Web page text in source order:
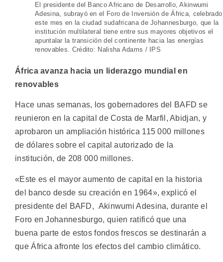
El presidente del Banco Africano de Desarrollo, Akinwumi
Adesina, subrayó en el Foro de Inversión de África, celebrado
este mes en la ciudad sudafricana de Johannesburgo, que la
institución multilateral tiene entre sus mayores objetivos el
apuntalar la transición del continente hacia las energías
renovables. Crédito: Nalisha Adams / IPS
África avanza hacia un liderazgo mundial en
renovables
Hace unas semanas, los gobernadores del BAFD se
reunieron en la capital de Costa de Marfil, Abidjan, y
aprobaron un ampliación histórica 115 000 millones
de dólares sobre el capital autorizado de la
institución, de 208 000 millones.
«Este es el mayor aumento de capital en la historia
del banco desde su creación en 1964», explicó el
presidente del BAFD, Akinwumi Adesina, durante el
Foro en Johannesburgo, quien ratificó que una
buena parte de estos fondos frescos se destinarán a
que África afronte los efectos del cambio climático.